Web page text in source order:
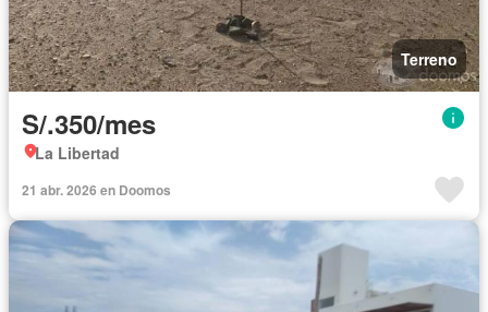
Terreno
S/.350/mes
La Libertad
21 abr. 2026 en Doomos